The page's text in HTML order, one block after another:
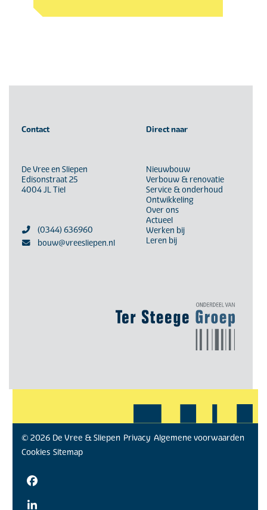
Contact
De Vree en Sliepen
Edisonstraat 25
4004 JL Tiel
(0344) 636960
bouw@vreesliepen.nl
Direct naar
Nieuwbouw
Verbouw & renovatie
Service & onderhoud
Ontwikkeling
Over ons
Actueel
Werken bij
Leren bij
© 2026 De Vree & Sliepen Privacy Algemene voorwaarden
Cookies Sitemap
Facebook